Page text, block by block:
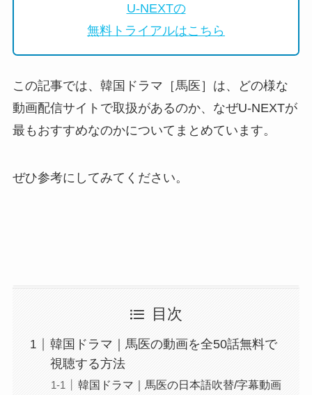
U-NEXTの
無料トライアルはこちら
この記事では、韓国ドラマ［馬医］は、どの様な
動画配信サイトで取扱があるのか、なぜU-NEXTが
最もおすすめなのかについてまとめています。
ぜひ参考にしてみてください。
目次
韓国ドラマ｜馬医の動画を全50話無料で
視聴する方法
韓国ドラマ｜馬医の日本語吹替/字幕動画